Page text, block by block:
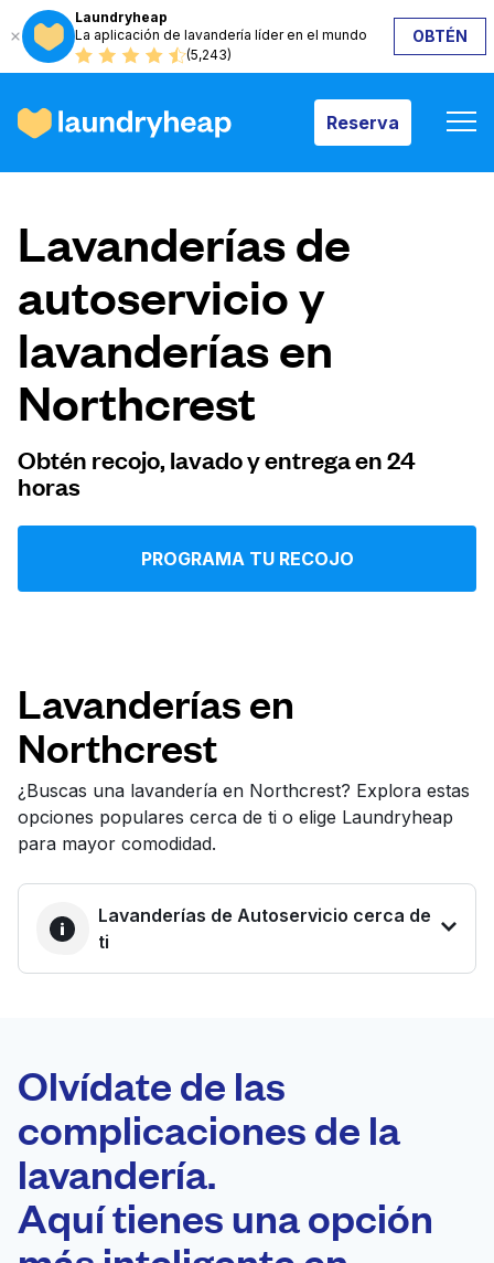
Laundryheap
La aplicación de lavandería líder en el mundo
(5,243)
OBTÉN
Reserva
Reserva
Cómo funciona
Precios y servicios
Quiénes somos
Iniciar sesión
Síguenos en
Lavanderías de
autoservicio y
lavanderías en
Northcrest
Obtén recojo, lavado y entrega en 24
horas
PROGRAMA TU RECOJO
Lavanderías en
Northcrest
¿Buscas una lavandería en Northcrest? Explora estas
opciones populares cerca de ti o elige Laundryheap
para mayor comodidad.
Lavanderías de Autoservicio cerca de
ti
Laundryheap.com
Programa tu recogida
0 min
Recojo y entrega
Abierto 24/7
Olvídate de las
complicaciones de la
lavandería.
Aquí tienes una opción